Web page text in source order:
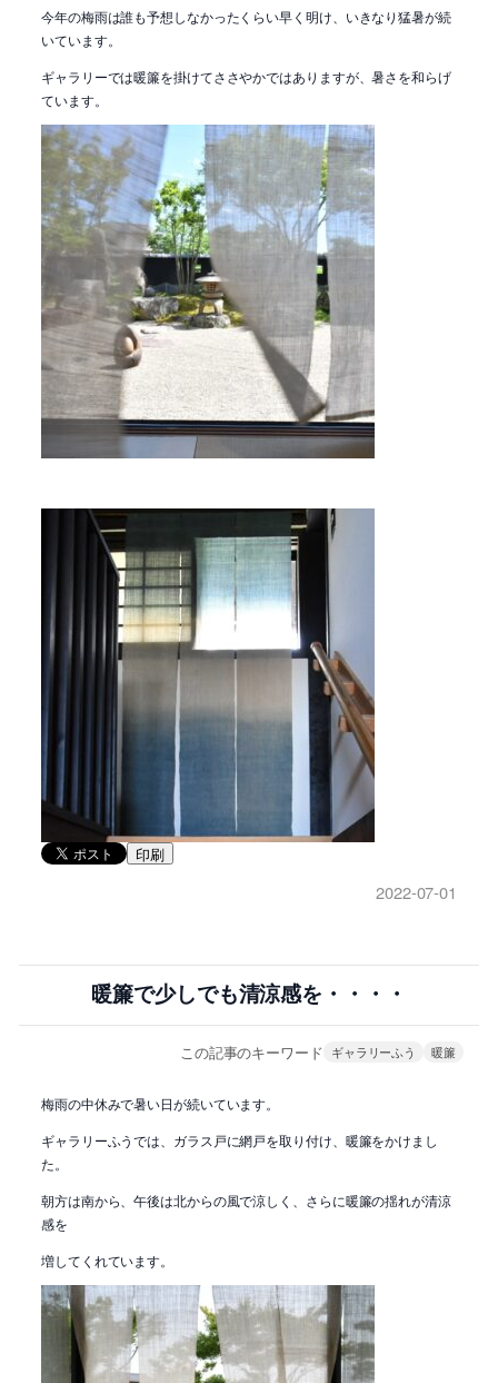
今年の梅雨は誰も予想しなかったくらい早く明け、いきなり猛暑が続
いています。
ギャラリーでは暖簾を掛けてささやかではありますが、暑さを和らげ
ています。
印刷
2022-07-01
暖簾で少しでも清涼感を・・・・
この記事のキーワード ギャラリーふう 暖簾
梅雨の中休みで暑い日が続いています。
ギャラリーふうでは、ガラス戸に網戸を取り付け、暖簾をかけまし
た。
朝方は南から、午後は北からの風で涼しく、さらに暖簾の揺れが清涼
感を
増してくれています。